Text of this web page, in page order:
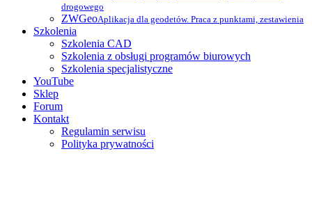
drogowego
ZWGeoAplikacja dla geodetów. Praca z punktami, zestawienia
Szkolenia
Szkolenia CAD
Szkolenia z obsługi programów biurowych
Szkolenia specjalistyczne
YouTube
Sklep
Forum
Kontakt
Regulamin serwisu
Polityka prywatności